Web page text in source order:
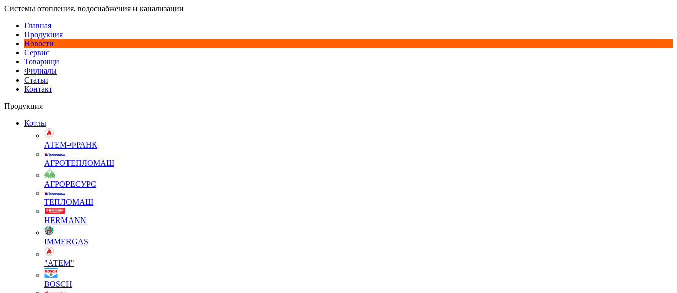
Системы отопления, водоснабжения и канализации
Главная
Продукция
Новости
Сервис
Товарищи
Филиалы
Статьи
Контакт
Продукция
Котлы
АТЕМ-ФРАНК
АГРОТЕПЛОМАШ
АГРОРЕСУРС
ТЕПЛОМАШ
HERMANN
IMMERGAS
"АТЕМ"
BOSCH